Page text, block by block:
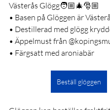
Västerås Glögg🧑🏼‍🎄🎅🏼
• Basen på Glöggen är
• Destillerad med glögg
• Äppelmust från
• Färgsatt med aroniabär
Beställ glöggen